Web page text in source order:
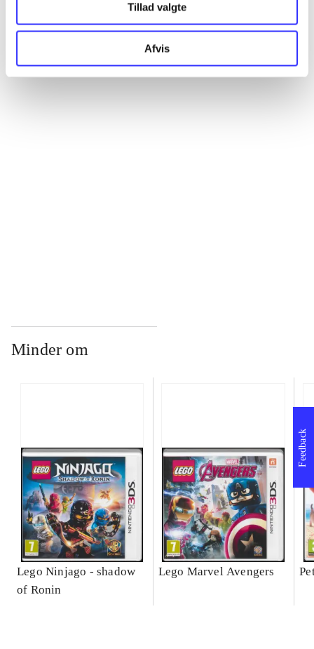
Tillad valgte
Afvis
Alle registrerede artikler fordelt på udgivelser
Minder om
Lego Ninjago - shadow
of Ronin
Lego Marvel Avengers
Feedback